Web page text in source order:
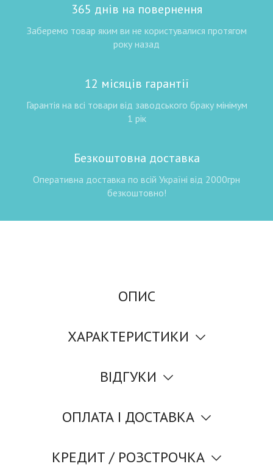
365 днів на повернення
Заберемо товар яким ви не користувалися протягом
року назад
12 місяців гарантії
Гарантія на всі товари від заводського браку мінімум
1 рік
Безкоштовна доставка
Оперативна доставка по всій Україні від 2000грн
безкоштовно!
ОПИС
ХАРАКТЕРИСТИКИ
ВІДГУКИ
ОПЛАТА І ДОСТАВКА
КРЕДИТ / РОЗСТРОЧКА